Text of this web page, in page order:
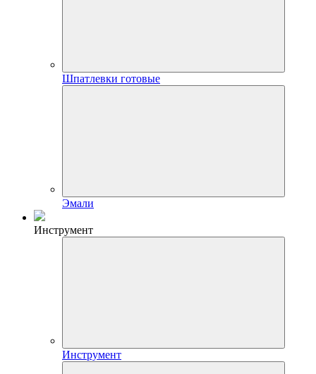
Шпатлевки готовые
Эмали
Инструмент
Инструмент